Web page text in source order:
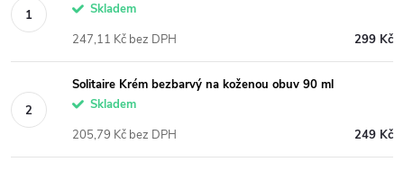
Skladem
299 Kč
247,11 Kč bez DPH
Solitaire Krém bezbarvý na koženou obuv 90 ml
Skladem
249 Kč
205,79 Kč bez DPH